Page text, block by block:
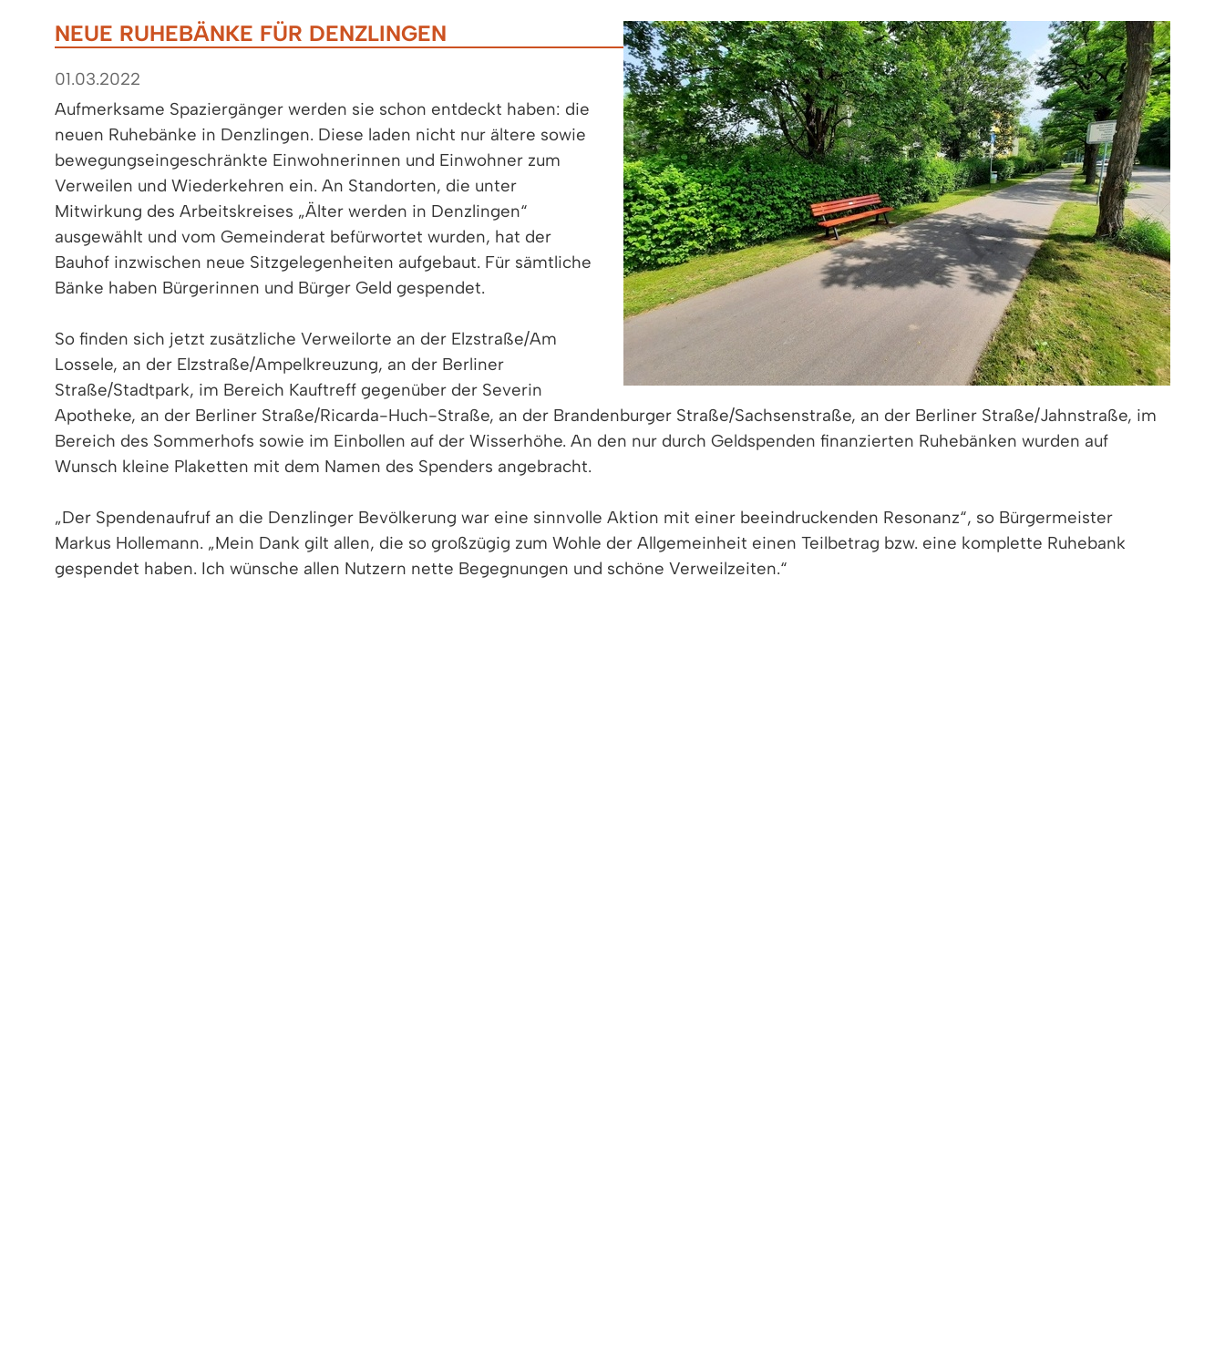
NEUE RUHEBÄNKE FÜR DENZLINGEN
01.03.2022
Aufmerksame Spaziergänger werden sie schon entdeckt haben: die
neuen Ruhebänke in Denzlingen. Diese laden nicht nur ältere sowie
bewegungseingeschränkte Einwohnerinnen und Einwohner zum
Verweilen und Wiederkehren ein. An Standorten, die unter
Mitwirkung des Arbeitskreises „Älter werden in Denzlingen“
ausgewählt und vom Gemeinderat befürwortet wurden, hat der
Bauhof inzwischen neue Sitzgelegenheiten aufgebaut. Für sämtliche
Bänke haben Bürgerinnen und Bürger Geld gespendet.
So finden sich jetzt zusätzliche Verweilorte an der Elzstraße/Am
Lossele, an der Elzstraße/Ampelkreuzung, an der Berliner
Straße/Stadtpark, im Bereich Kauftreff gegenüber der Severin
Apotheke, an der Berliner Straße/Ricarda-Huch-Straße, an der Brandenburger Straße/Sachsenstraße, an der Berliner Straße/Jahnstraße, im
Bereich des Sommerhofs sowie im Einbollen auf der Wisserhöhe. An den nur durch Geldspenden finanzierten Ruhebänken wurden auf
Wunsch kleine Plaketten mit dem Namen des Spenders angebracht.
„Der Spendenaufruf an die Denzlinger Bevölkerung war eine sinnvolle Aktion mit einer beeindruckenden Resonanz“, so Bürgermeister
Markus Hollemann. „Mein Dank gilt allen, die so großzügig zum Wohle der Allgemeinheit einen Teilbetrag bzw. eine komplette Ruhebank
gespendet haben. Ich wünsche allen Nutzern nette Begegnungen und schöne Verweilzeiten.“